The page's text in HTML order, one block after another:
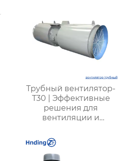
Трубный вентилятор-
T30 | Эффективные
решения для
вентиляции и
Прочные и надежные
системы вентиляции